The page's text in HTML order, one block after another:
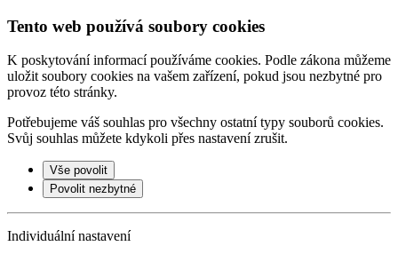
Tento web používá soubory cookies
K poskytování informací používáme cookies. Podle zákona můžeme
uložit soubory cookies na vašem zařízení, pokud jsou nezbytné pro
provoz této stránky.
Potřebujeme váš souhlas pro všechny ostatní typy souborů cookies.
Svůj souhlas můžete kdykoli přes nastavení zrušit.
Vše povolit
Povolit nezbytné
Individuální nastavení